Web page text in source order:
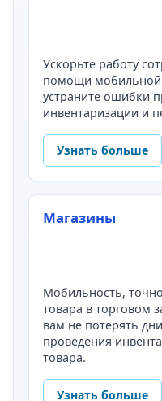
Ускорьте работу
помощи мобильной
устраните ошибки
инвентаризации и
Узнать больше
Магазины
Мобильность,
товара в торговом
вам не потерять
проведения
товара.
Узнать больше